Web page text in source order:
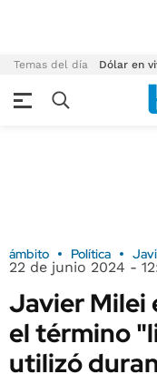
Temas del día Dólar en
ámbito Política
22 de junio 2024 -
Javier Milei
el término
utilizó